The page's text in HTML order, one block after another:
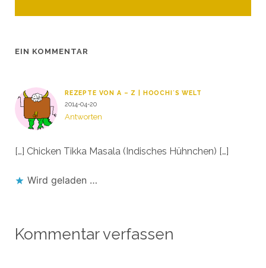
EIN KOMMENTAR
REZEPTE VON A – Z | HOOCHI´S WELT
2014-04-20
Antworten
[…] Chicken Tikka Masala (Indisches Hühnchen) […]
Wird geladen …
Kommentar verfassen